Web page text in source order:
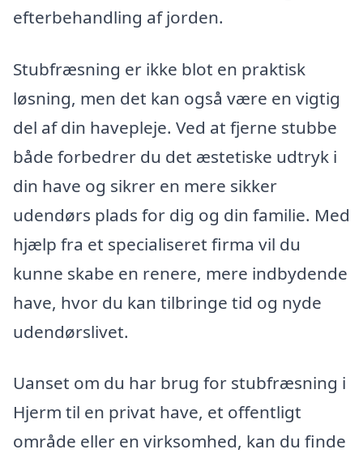
efterbehandling af jorden.
Stubfræsning er ikke blot en praktisk
løsning, men det kan også være en vigtig
del af din havepleje. Ved at fjerne stubbe
både forbedrer du det æstetiske udtryk i
din have og sikrer en mere sikker
udendørs plads for dig og din familie. Med
hjælp fra et specialiseret firma vil du
kunne skabe en renere, mere indbydende
have, hvor du kan tilbringe tid og nyde
udendørslivet.
Uanset om du har brug for stubfræsning i
Hjerm til en privat have, et offentligt
område eller en virksomhed, kan du finde